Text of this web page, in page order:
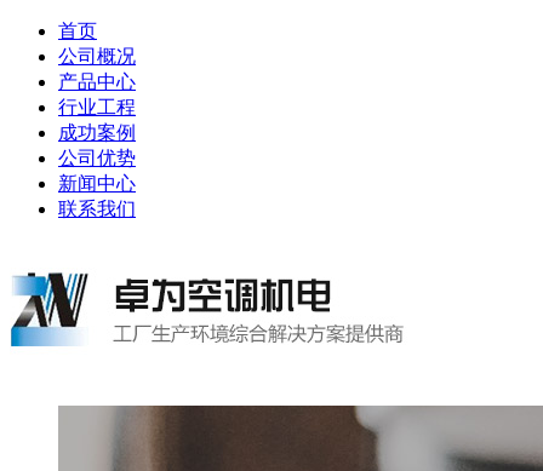
首页
公司概况
产品中心
行业工程
成功案例
公司优势
新闻中心
联系我们